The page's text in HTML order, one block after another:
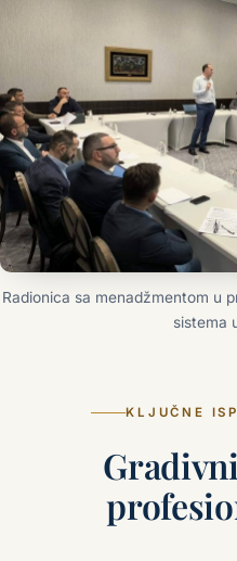
Radionica sa menadžmentom u
sistema
KLJUČNE